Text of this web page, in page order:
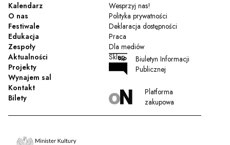
Kalendarz
O nas
Festiwale
Edukacja
Zespoły
Aktualności
Projekty
Wynajem sal
Kontakt
Bilety
Wesprzyj nas!
Polityka prywatności
Deklaracja dostępności
Praca
Dla mediów
Sklep
Biuletyn Informacji
Publicznej
Platforma
zakupowa